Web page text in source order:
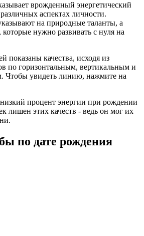
врожденный энергетический
аспектах личности.
на природные таланты, а
нужно развивать с нуля на
показаны качества, исходя из
по горизонтальным, вертикальным и
Чтобы увидеть линию, нажмите на
низкий процент энергии при рождении
лишен этих качеств - ведь он мог их
по дате рождения